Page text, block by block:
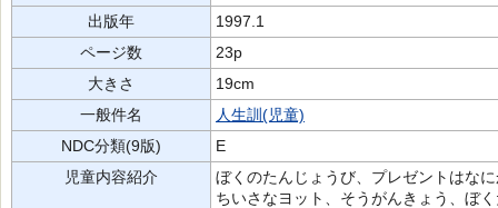
出版年
1997.1
ページ数
23p
大きさ
19cm
一般件名
人生訓(児童)
NDC分類(9版)
E
児童内容紹介
ぼくのたんじょうび、プレゼントはな
ちいさなヨット、そうがんきょう、ぼ